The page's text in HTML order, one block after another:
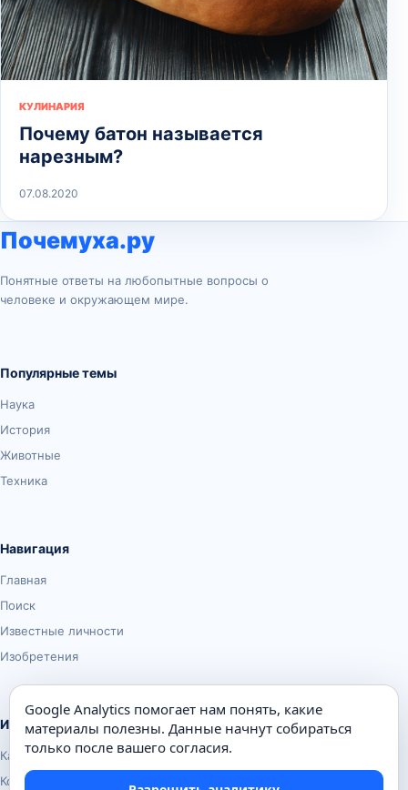
КУЛИНАРИЯ
Почему батон называется
нарезным?
07.08.2020
Почемуха.ру
Понятные ответы на любопытные вопросы о
человеке и окружающем мире.
Популярные темы
Наука
История
Животные
Техника
Навигация
Главная
Поиск
Известные личности
Изобретения
Информация
Карта сайта
Контакты
Google Analytics помогает нам понять, какие
материалы полезны. Данные начнут собираться
только после вашего согласия.